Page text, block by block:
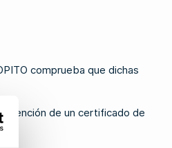
comprueba que dichas
de un certificado de